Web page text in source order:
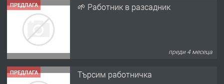
ПРЕДЛАГА 🌱 Работник в разсадник
преди 4 месеца
ПРЕДЛАГА Търсим работничка